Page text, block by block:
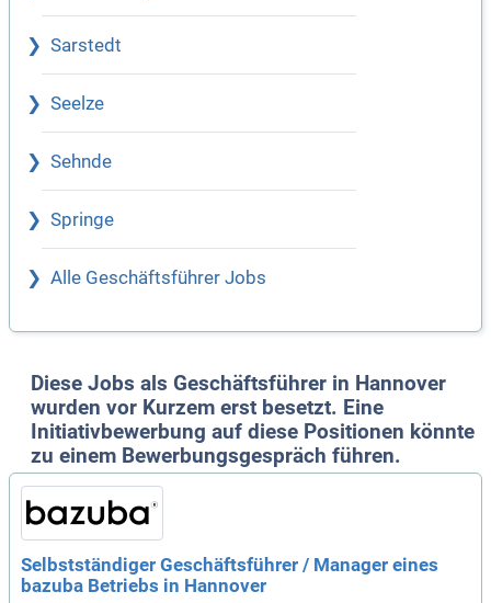
Sarstedt
Seelze
Sehnde
Springe
Alle Geschäftsführer Jobs
Diese Jobs als Geschäftsführer in Hannover
wurden vor Kurzem erst besetzt. Eine
Initiativbewerbung auf diese Positionen könnte
zu einem Bewerbungsgespräch führen.
Selbstständiger Geschäftsführer / Manager eines
bazuba Betriebs in Hannover